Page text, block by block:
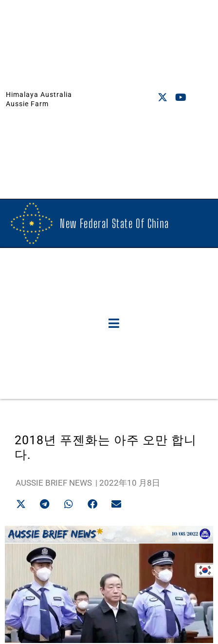
Himalaya Australia
Aussie Farm
New Federal State Of China
2018년 푸젠화는 아주 오만 합니
다.
AUSSIE BRIEF NEWS | 2022年10 月8日